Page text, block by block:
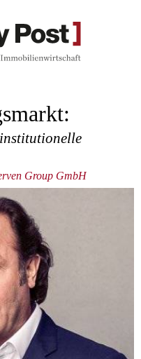
Group GmbH